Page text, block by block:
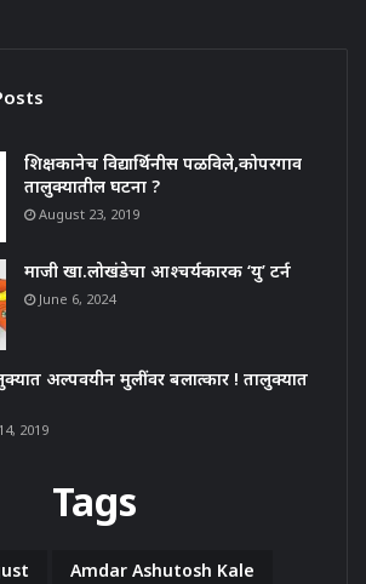
शिक्षकानेच विद्यार्थिनीस पळविले,कोपरगाव
तालुक्यातील घटना ?
August 23, 2019
माजी खा.लोखंडेचा आश्चर्यकारक ‘यु’ टर्न
June 6, 2024
अल्पवयीन मुलींवर बलात्कार ! तालुक्यात
2019
Tags
Amdar Ashutosh Kale